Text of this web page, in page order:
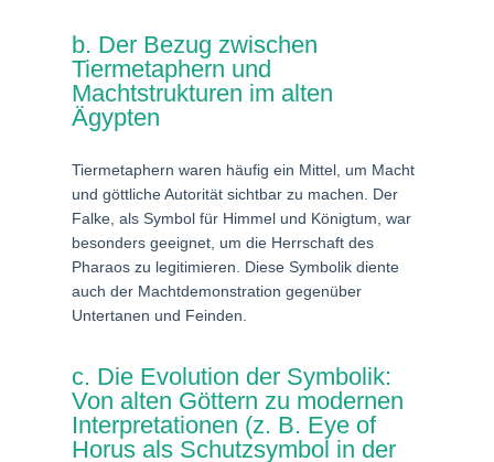
b. Der Bezug zwischen
Tiermetaphern und
Machtstrukturen im alten
Ägypten
Tiermetaphern waren häufig ein Mittel, um Macht
und göttliche Autorität sichtbar zu machen. Der
Falke, als Symbol für Himmel und Königtum, war
besonders geeignet, um die Herrschaft des
Pharaos zu legitimieren. Diese Symbolik diente
auch der Machtdemonstration gegenüber
Untertanen und Feinden.
c. Die Evolution der Symbolik:
Von alten Göttern zu modernen
Interpretationen (z. B. Eye of
Horus als Schutzsymbol in der